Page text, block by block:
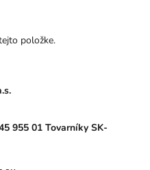
položke.
955 01 Tovarníky SK-